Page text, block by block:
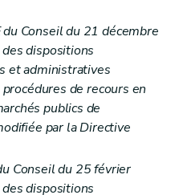
Délais de recours
Instances de recours
d'application
Conseil du 21 décembre
dispositions
et administratives
de recours en
publics de
par la Directive
Conseil du 25 février
dispositions